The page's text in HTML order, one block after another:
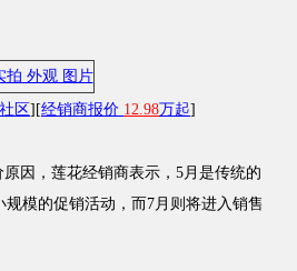
社区][经销商报价 12.98万起]
因，莲花经销商表示，5月是传统的
模的促销活动，而7月则将进入销售